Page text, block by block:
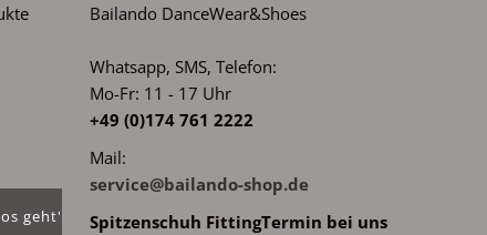
Bailando DanceWear&Shoes
Whatsapp, SMS, Telefon:
Mo-Fr: 11 - 17 Uhr
+49 (0)174 761 2222
Mail:
service@bailando-shop.de
Spitzenschuh FittingTermin bei uns